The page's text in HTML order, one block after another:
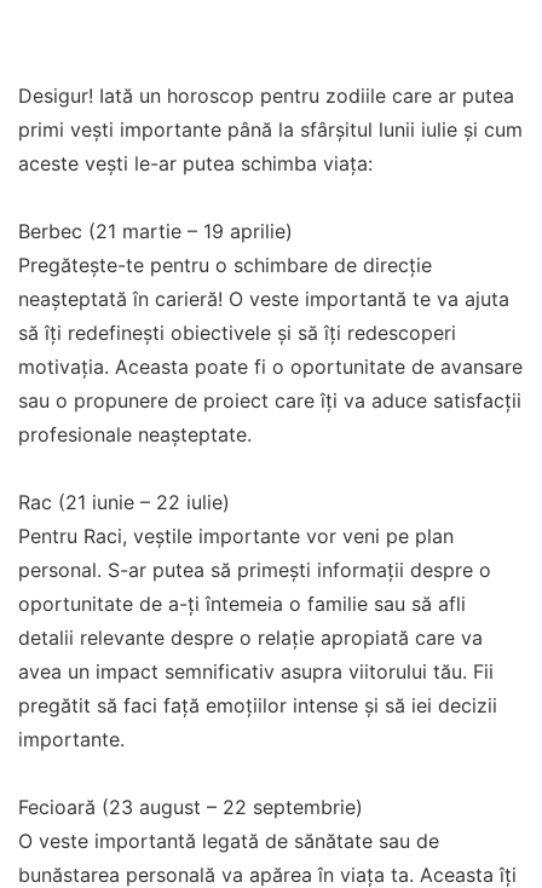
Desigur! Iată un horoscop pentru zodiile care ar putea
primi vești importante până la sfârșitul lunii iulie și cum
aceste vești le-ar putea schimba viața:
Berbec (21 martie – 19 aprilie)
Pregătește-te pentru o schimbare de direcție
neașteptată în carieră! O veste importantă te va ajuta
să îți redefinești obiectivele și să îți redescoperi
motivația. Aceasta poate fi o oportunitate de avansare
sau o propunere de proiect care îți va aduce satisfacții
profesionale neașteptate.
Rac (21 iunie – 22 iulie)
Pentru Raci, veștile importante vor veni pe plan
personal. S-ar putea să primești informații despre o
oportunitate de a-ți întemeia o familie sau să afli
detalii relevante despre o relație apropiată care va
avea un impact semnificativ asupra viitorului tău. Fii
pregătit să faci față emoțiilor intense și să iei decizii
importante.
Fecioară (23 august – 22 septembrie)
O veste importantă legată de sănătate sau de
bunăstarea personală va apărea în viața ta. Aceasta îți